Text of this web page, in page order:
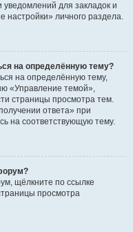
для закладок и
настройки» личного раздела.
на определённую тему?
на определённую тему,
«Управление темой»,
страницы просмотра тем.
ответа» при
на соответствующую тему.
щёлкните по ссылке
просмотра